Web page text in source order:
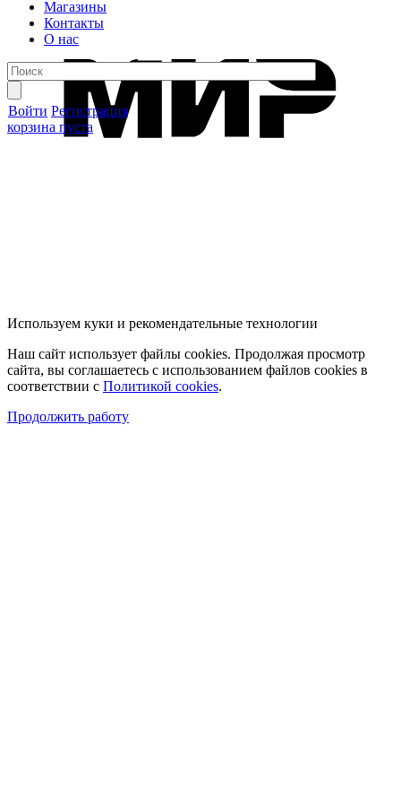
Магазины
Контакты
О нас
Войти Регистрация
корзина пуста
Используем куки и рекомендательные технологии
Наш сайт использует файлы cookies. Продолжая просмотр
сайта, вы соглашаетесь с использованием файлов cookies в
соответствии с Политикой cookies.
Продолжить работу